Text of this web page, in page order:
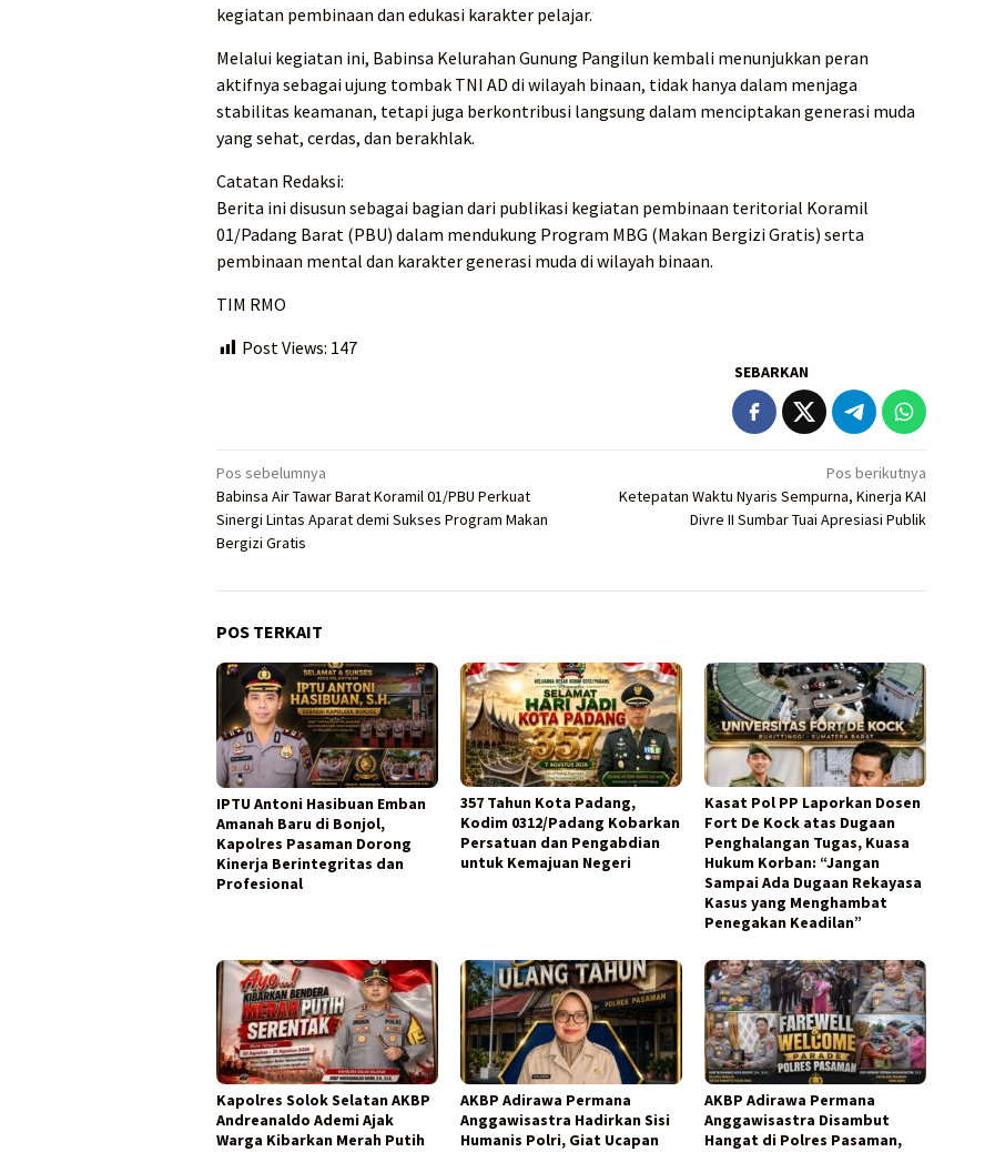
kegiatan pembinaan dan edukasi karakter pelajar.
Melalui kegiatan ini, Babinsa Kelurahan Gunung Pangilun kembali menunjukkan peran
aktifnya sebagai ujung tombak TNI AD di wilayah binaan, tidak hanya dalam menjaga
stabilitas keamanan, tetapi juga berkontribusi langsung dalam menciptakan generasi muda
yang sehat, cerdas, dan berakhlak.
Catatan Redaksi:
Berita ini disusun sebagai bagian dari publikasi kegiatan pembinaan teritorial Koramil
01/Padang Barat (PBU) dalam mendukung Program MBG (Makan Bergizi Gratis) serta
pembinaan mental dan karakter generasi muda di wilayah binaan.
TIM RMO
Post Views: 147
SEBARKAN
Navigasi
pos
Pos sebelumnya
Babinsa Air Tawar Barat Koramil 01/PBU Perkuat
Sinergi Lintas Aparat demi Sukses Program Makan
Bergizi Gratis
Pos berikutnya
Ketepatan Waktu Nyaris Sempurna, Kinerja KAI
Divre II Sumbar Tuai Apresiasi Publik
POS TERKAIT
IPTU Antoni Hasibuan Emban
Amanah Baru di Bonjol,
Kapolres Pasaman Dorong
Kinerja Berintegritas dan
Profesional
357 Tahun Kota Padang,
Kodim 0312/Padang Kobarkan
Persatuan dan Pengabdian
untuk Kemajuan Negeri
Kasat Pol PP Laporkan Dosen
Fort De Kock atas Dugaan
Penghalangan Tugas, Kuasa
Hukum Korban: “Jangan
Sampai Ada Dugaan Rekayasa
Kasus yang Menghambat
Penegakan Keadilan”
Kapolres Solok Selatan AKBP
Andreanaldo Ademi Ajak
Warga Kibarkan Merah Putih
AKBP Adirawa Permana
Anggawisastra Hadirkan Sisi
Humanis Polri, Giat Ucapan
AKBP Adirawa Permana
Anggawisastra Disambut
Hangat di Polres Pasaman,